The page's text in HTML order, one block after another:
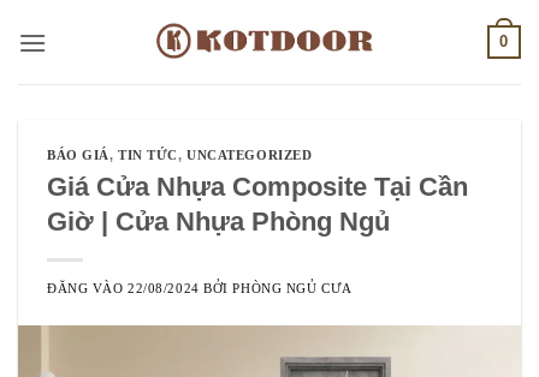
qua
0
BÁO GIÁ,TIN TỨC,UNCATEGORIZED
Giá Cửa Nhựa Composite Tại Cần
Giờ | Cửa Nhựa Phòng Ngủ
ĐĂNG VÀO22/08/2024 BỞIPHÒNG NGỦ CƯA